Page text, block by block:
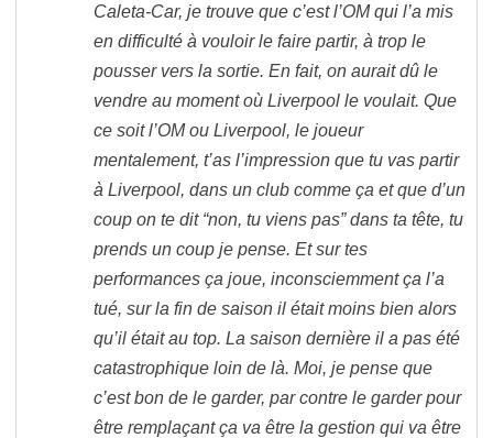
Caleta-Car, je trouve que c’est l’OM qui l’a mis
en difficulté à vouloir le faire partir, à trop le
pousser vers la sortie. En fait, on aurait dû le
vendre au moment où Liverpool le voulait. Que
ce soit l’OM ou Liverpool, le joueur
mentalement, t’as l’impression que tu vas partir
à Liverpool, dans un club comme ça et que d’un
coup on te dit “non, tu viens pas” dans ta tête, tu
prends un coup je pense. Et sur tes
performances ça joue, inconsciemment ça l’a
tué, sur la fin de saison il était moins bien alors
qu’il était au top. La saison dernière il a pas été
catastrophique loin de là. Moi, je pense que
c’est bon de le garder, par contre le garder pour
être remplaçant ça va être la gestion qui va être